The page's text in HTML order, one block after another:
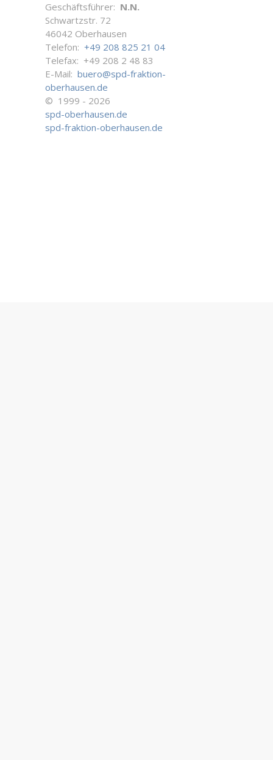
Geschäftsführer: N.N.
Schwartzstr. 72
46042 Oberhausen
Telefon: +49 208 825 21 04
Telefax: +49 208 2 48 83
E-Mail: buero@spd-fraktion-
oberhausen.de
© 1999 - 2026
spd-oberhausen.de
spd-fraktion-oberhausen.de